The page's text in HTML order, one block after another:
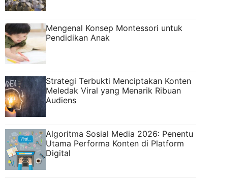
Mengenal Konsep Montessori untuk
Pendidikan Anak
Strategi Terbukti Menciptakan Konten
Meledak Viral yang Menarik Ribuan
Audiens
Algoritma Sosial Media 2026: Penentu
Utama Performa Konten di Platform
Digital